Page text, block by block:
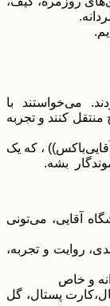
می‌خواستند با
کنند و تجربه
، که یک
بشه.
آقایی، می‌تونی
روایت و تجربه،
و خاص
پستال، گل